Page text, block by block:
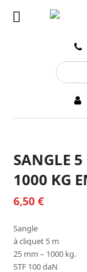
SANGLE
1000 KG
6,50€
Sangle
à cliquet 5 m
25 mm – 1000 kg.
STF 100 daN